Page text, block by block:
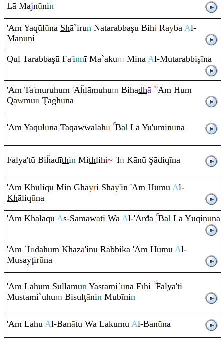
Lā Majnūnin
'Am Yaqūlūna Shā`irun Natarabbaşu Bihi Rayba Al-
Manūni
Qul Tarabbaşū Fa'innī Ma`akum Mina Al-Mutarabbişīna
'Am Ta'muruhum 'Aĥlāmuhum Bihadhā 'Am Hum
Qawmun Ţāghūna
'Am Yaqūlūna Taqawwalahu Bal Lā Yu'uminūna
Falya'tū Biĥadīthin Mithlihi~ 'In Kānū Şādiqīna
'Am Khuliqū Min Ghayri Shay'in 'Am Humu Al-
Khāliqūna
'Am Khalaqū As-Samāwāti Wa Al-'Arđa Bal Lā Yūqinūna
'Am `Indahum Khazā'inu Rabbika 'Am Humu Al-
Musayţirūna
'Am Lahum Sullamun Yastami`ūna Fīhi Falya'ti
Mustami`uhum Bisulţānin Mubīnin
'Am Lahu Al-Banātu Wa Lakumu Al-Banūna